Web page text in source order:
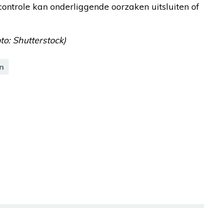
kan onderliggende oorzaken uitsluiten of
Shutterstock)